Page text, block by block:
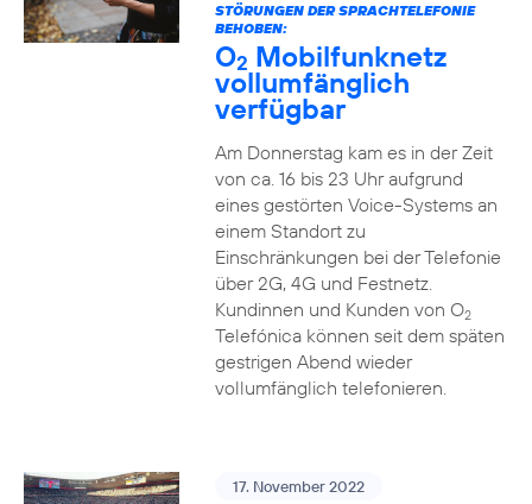
STÖRUNGEN DER SPRACHTELEFONIE
BEHOBEN:
O2 Mobilfunknetz
vollumfänglich
verfügbar
Am Donnerstag kam es in der Zeit
von ca. 16 bis 23 Uhr aufgrund
eines gestörten Voice-Systems an
einem Standort zu
Einschränkungen bei der Telefonie
über 2G, 4G und Festnetz.
Kundinnen und Kunden von O2
Telefónica können seit dem späten
gestrigen Abend wieder
vollumfänglich telefonieren.
17. November 2022